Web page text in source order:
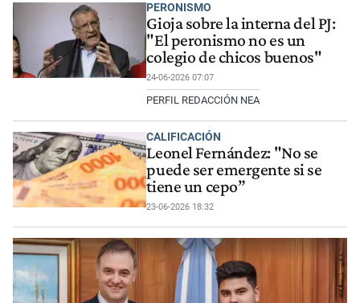
PERONISMO
Gioja sobre la interna del PJ:
"El peronismo no es un
colegio de chicos buenos"
24-06-2026 07:07
PERFIL REDACCIÓN NEA
CALIFICACIÓN
Leonel Fernández: "No se
puede ser emergente si se
tiene un cepo”
23-06-2026 18:32